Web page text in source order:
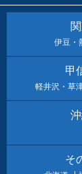
伊豆・
甲
軽井沢・草
そ